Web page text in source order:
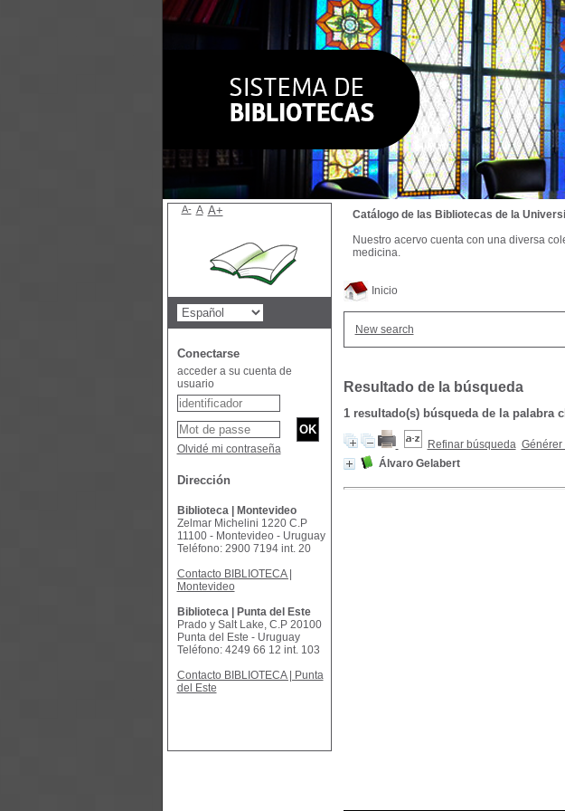
Inicio
New search
Resultado de la búsqueda
1 resultado(s) búsqueda de la palabra
Refinar búsqueda Générer
Álvaro Gelabert
Catálogo de las Bibliotecas de la
Nuestro acervo cuenta con una diversa
medicina.
A- A A+
Conectarse
acceder a su cuenta de
usuario
Olvidé mi contraseña
Dirección
Biblioteca | Montevideo
Zelmar Michelini 1220 C.P
11100 - Montevideo - Uruguay
Teléfono: 2900 7194 int. 20
Contacto BIBLIOTECA |
Montevideo
Biblioteca | Punta del Este
Prado y Salt Lake, C.P 20100
Punta del Este - Uruguay
Teléfono: 4249 66 12 int. 103
Contacto BIBLIOTECA | Punta
del Este